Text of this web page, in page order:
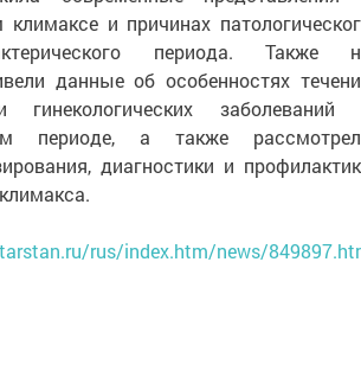
климаксе и причинах
периода. Также
данные об особенностях
гинекологических заболеваний
периоде, а также
диагностики и
rus/index.htm/news/